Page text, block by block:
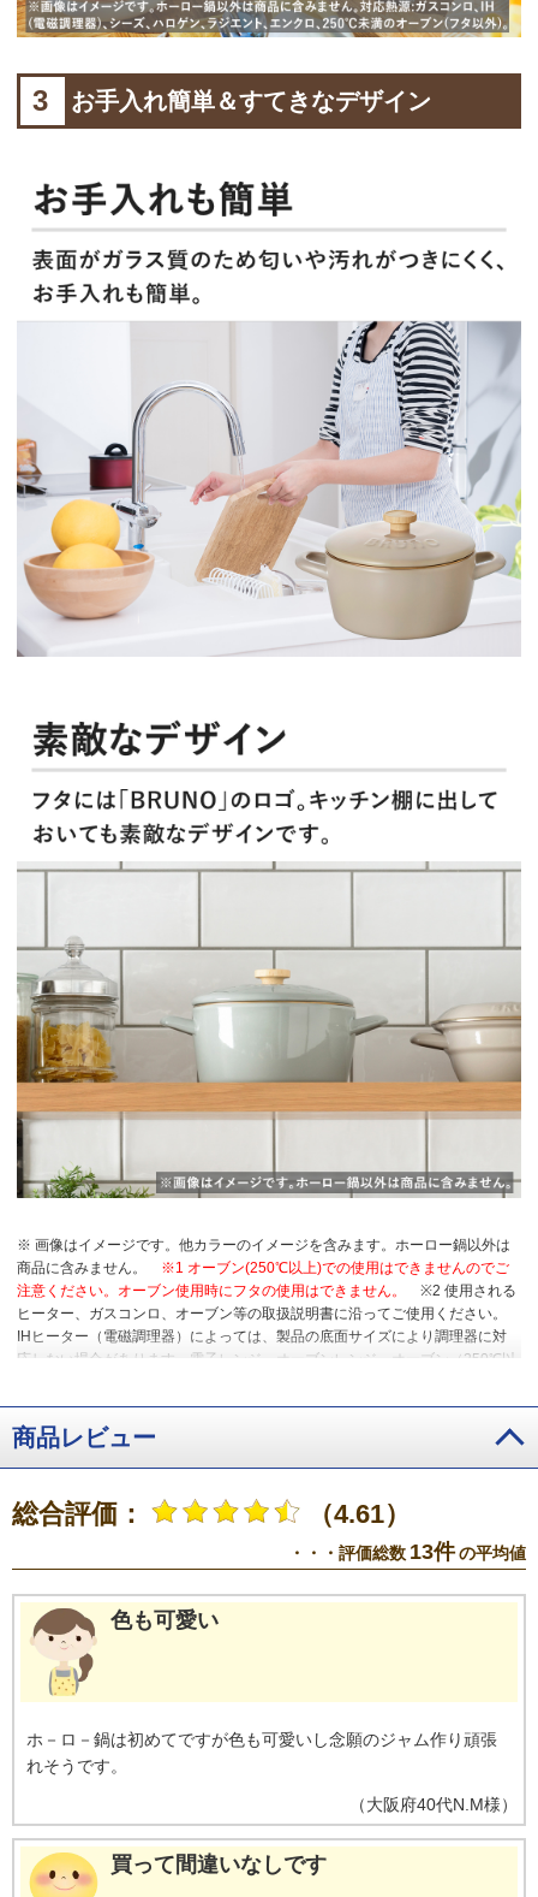
3 お手入れ簡単＆すてきなデザイン
※ 画像はイメージです。他カラーのイメージを含みます。ホーロー鍋以外は
商品に含みません。
※1 オーブン(250℃以上)での使用はできませんのでご
注意ください。オーブン使用時にフタの使用はできません。
※2 使用される
ヒーター、ガスコンロ、オーブン等の取扱説明書に沿ってご使用ください。
IHヒーター（電磁調理器）によっては、製品の底面サイズにより調理器に対
応しない場合があります。電子レンジ、オーブンレンジ、オーブン（250℃以
商品レビュー
総合評価： （4.61）
・・・評価総数 13件の平均値
色も可愛い
ホ－ロ－鍋は初めてですが色も可愛いし念願のジャム作り頑張
れそうです。
（大阪府40代N.M様）
買って間違いなしです